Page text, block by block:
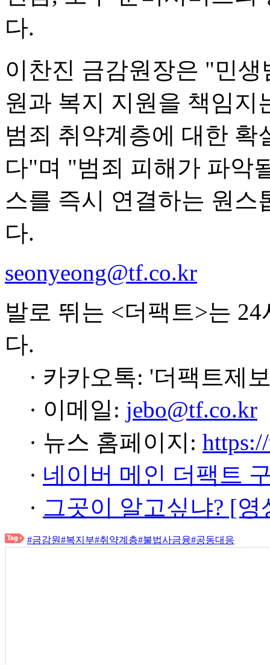
다.
이찬진 금감원장은 "민
원과 복지 지원을 책임지
범죄 취약계층에 대한 확
다"며 "범죄 피해가 파악
스를 즉시 연결하는 원
다.
seonyeong@tf.co.kr
발로 뛰는 <더팩트>는
다.
· 카카오톡: '더팩트제
· 이메일: jebo@tf.co.kr
· 뉴스 홈페이지:
· 네이버 메인 더팩트
· 그곳이 알고싶냐? [
#금감원#복지부#취약계층#불법사금융#공동대응